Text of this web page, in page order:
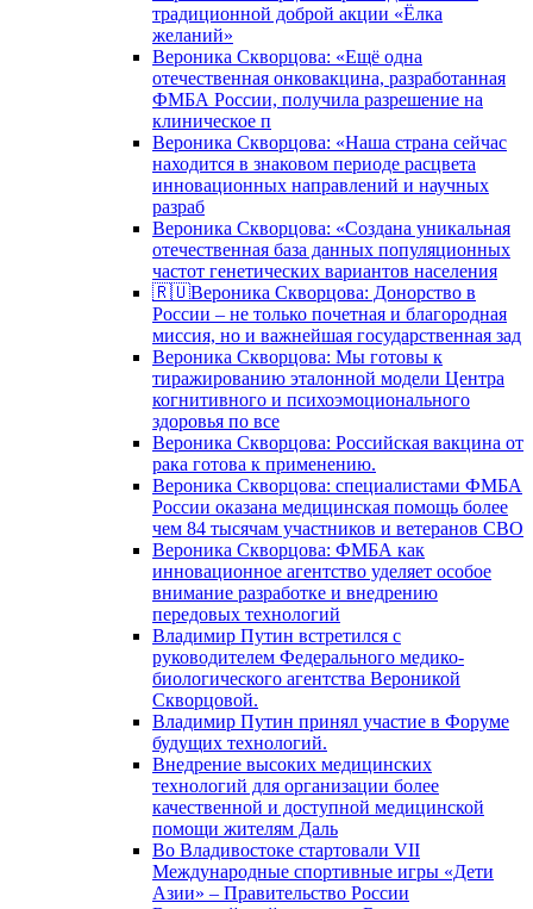
традиционной доброй акции «Ёлка
желаний»
Вероника Скворцова: «Ещё одна
отечественная онковакцина, разработанная
ФМБА России, получила разрешение на
клиническое п
Вероника Скворцова: «Наша страна сейчас
находится в знаковом периоде расцвета
инновационных направлений и научных
разраб
Вероника Скворцова: «Создана уникальная
отечественная база данных популяционных
частот генетических вариантов населения
🇷🇺Вероника Скворцова: Донорство в
России – не только почетная и благородная
миссия, но и важнейшая государственная зад
Вероника Скворцова: Мы готовы к
тиражированию эталонной модели Центра
когнитивного и психоэмоционального
здоровья по все
Вероника Скворцова: Российская вакцина от
рака готова к применению.
Вероника Скворцова: специалистами ФМБА
России оказана медицинская помощь более
чем 84 тысячам участников и ветеранов СВО
Вероника Скворцова: ФМБА как
инновационное агентство уделяет особое
внимание разработке и внедрению
передовых технологий
Владимир Путин встретился с
руководителем Федерального медико-
биологического агентства Вероникой
Скворцовой.
Владимир Путин принял участие в Форуме
будущих технологий.
Внедрение высоких медицинских
технологий для организации более
качественной и доступной медицинской
помощи жителям Даль
Во Владивостоке стартовали VII
Международные спортивные игры «Дети
Азии» – Правительство России